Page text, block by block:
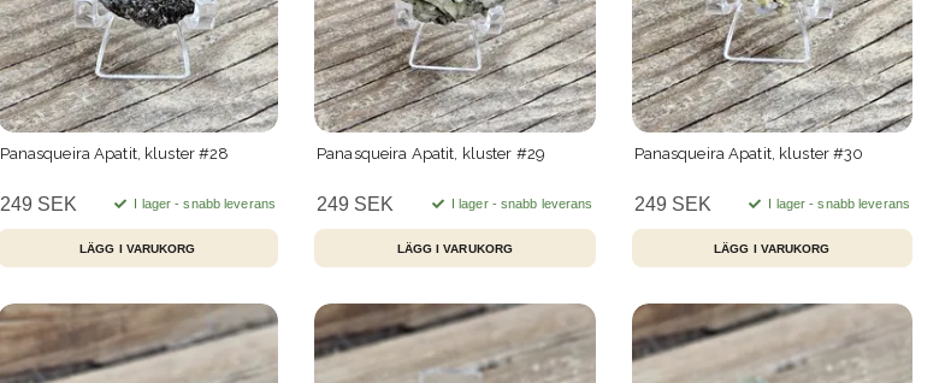
Panasqueira Apatit, kluster #28
249 SEK I lager - snabb leverans
Panasqueira Apatit, kluster #29
249 SEK I lager - snabb leverans
Panasqueira Apatit, kluster #30
249 SEK I lager - snabb leverans